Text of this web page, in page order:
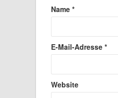
Name *
E-Mail-Adresse *
Website